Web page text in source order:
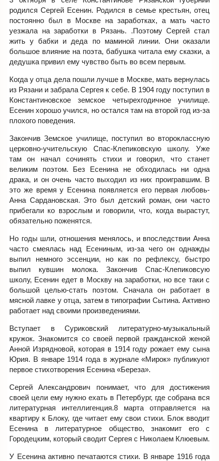
родился Сергей Есенин. Родился в семье крестьян, отец
постоянно был в Москве на заработках, а мать часто
уезжала на заработки в Рязань. .Поэтому Сергей стал
жить у бабки и деда по маминой линии. Они оказали
большое влияние на поэта, бабушка читала ему сказки, а
дедушка привил ему чувство быть во всем первым.
Когда у отца дела пошли лучше в Москве, мать вернулась
из Рязани и забрала Сергея к себе. В 1904 году поступил в
Константиновское земское четырехгодичное училище.
Есенин хорошо учился, но остался там на второй год из-за
плохого поведения.
Закончив Земское училище, поступил во второклассную
церковно-учительскую Спас-Клепиковскую школу. Уже
там он начал сочинять стихи и говорил, что станет
великим поэтом. Без Есенина не обходилась ни одна
драка, и он очень часто выходил из них проигравшим. В
это же время у Есенина появляется его первая любовь-
Анна Сардановская. Это был детский роман, они часто
прибегали ко взрослым и говорили, что, когда вырастут,
обязательно поженятся.
Но годы шли, отношения менялось, и впоследствии Анна
часто смеялась над Есениным, из-за чего он однажды
выпил немного эссенции, но как по рефлексу, быстро
выпил кувшин молока. Закончив Спас-Клепиковсую
школу, Есенин едет в Москву на заработки, но все таки с
большой целью-стать поэтом. Сначала он работает в
мясной лавке у отца, затем в типографии Сытина. Активно
работает над своими произведениями.
Вступает в Суриковский литературно-музыкальный
кружок. Знакомится со своей первой гражданской женой
Анной Изрядновой, которая в 1914 году рожает ему сына
Юрия. В январе 1914 года в журнале «Мирок» публикуют
первое стихотворения Есенина «Береза».
Сергей Александрович понимает, что для достижения
своей цели ему нужно ехать в Петербург, где собрана вся
литературная интеллигенция.8 марта отправляется на
квартиру к Блоку, где читает ему свои стихи. Блок вводит
Есенина в литературное общество, знакомит его с
Городецким, который сводит Сергея с Николаем Клюевым.
У Есенина активно печатаются стихи. В январе 1916 года